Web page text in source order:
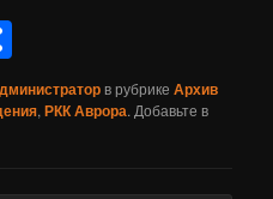
в рубрикеАрхив
,РКК Аврора. Добавьте в